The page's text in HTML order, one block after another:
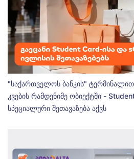
"საქართველოს ბანკის"
კვების რამდენიმე ობიექტში -
სპეციალური შეთავაზება აქვს